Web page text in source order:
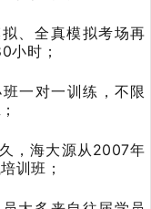
、全真模拟考场再
小时；
一对一训练，不限
，海大源从2007年
训班；